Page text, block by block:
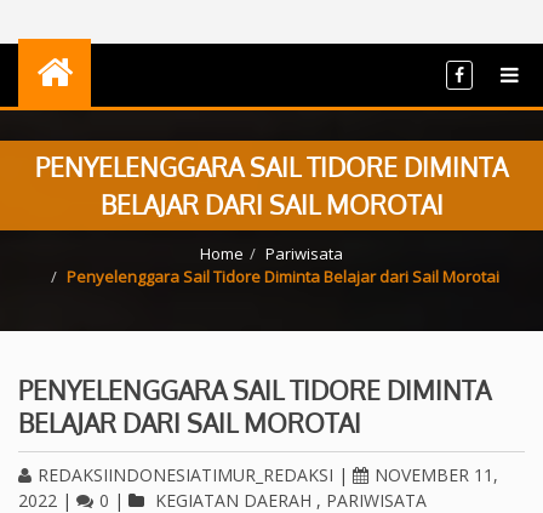
PENYELENGGARA SAIL TIDORE DIMINTA
BELAJAR DARI SAIL MOROTAI
Home
Pariwisata
Penyelenggara Sail Tidore Diminta Belajar dari Sail Morotai
PENYELENGGARA SAIL TIDORE DIMINTA
BELAJAR DARI SAIL MOROTAI
REDAKSIINDONESIATIMUR_REDAKSI |
NOVEMBER 11,
2022 | 0 | KEGIATAN DAERAH , PARIWISATA